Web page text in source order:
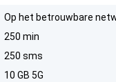
Op het betrouwbare
250 min
250 sms
10 GB 5G